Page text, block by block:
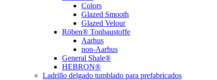
Colors
Glazed Smooth
Glazed Velour
Röben® Tonbaustoffe
Aarhus
non-Aarhus
General Shale®
HEBRON®
Ladrillo delgado tumblado para prefabricados